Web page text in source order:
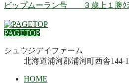
ビップムーラン号 ３歳上１勝
PAGETOP
シュウジデイファーム
北海道浦河郡浦河町西舎144-1
HOME